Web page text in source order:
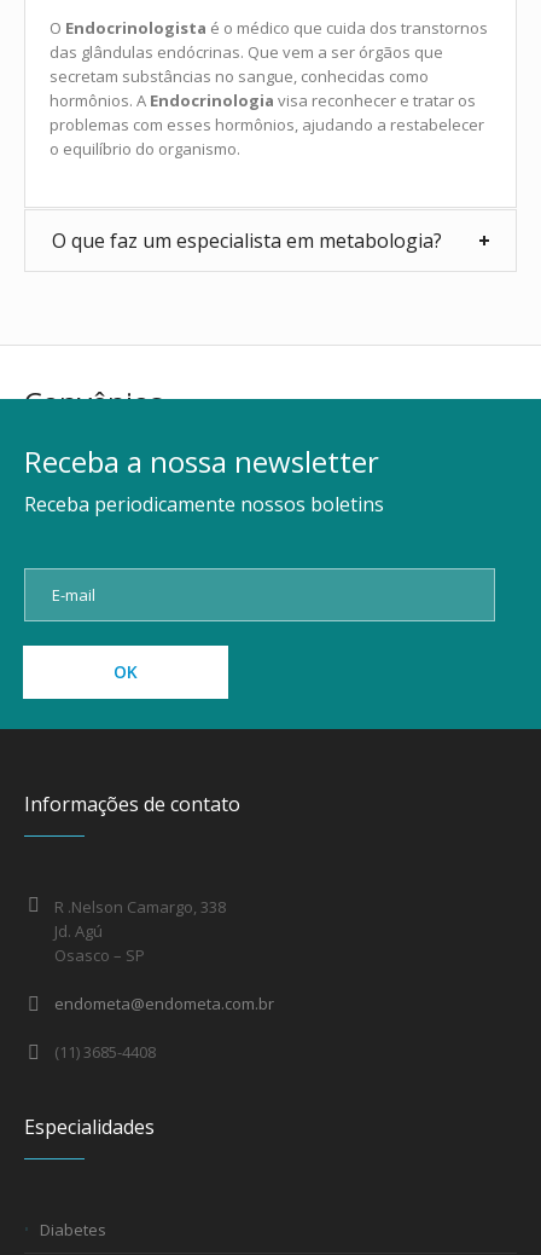
O Endocrinologista é o médico que cuida dos transtornos
das glândulas endócrinas. Que vem a ser órgãos que
secretam substâncias no sangue, conhecidas como
hormônios. A Endocrinologia visa reconhecer e tratar os
problemas com esses hormônios, ajudando a restabelecer
o equilíbrio do organismo.
O que faz um especialista em metabologia?
Convênios
Receba a nossa newsletter
Receba periodicamente nossos boletins
Informações de contato
R .Nelson Camargo, 338
Jd. Agú
Osasco – SP
endometa@endometa.com.br
(11) 3685-4408
Especialidades
Diabetes